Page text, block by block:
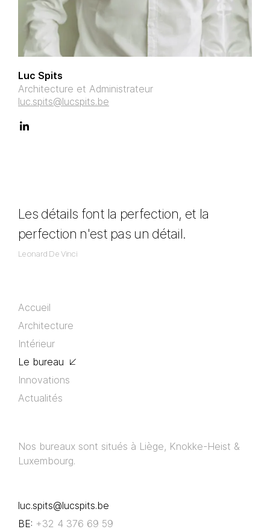
Luc Spits
Architecture et Administrateur
luc.spits@lucspits.be
Les détails font la perfection, et la
perfection n'est pas un détail.
Leonard De Vinci
Accueil
Architecture
Intérieur
Le bureau
Innovations
Actualités
Nos bureaux sont situés à Liège, Knokke-Heist &
Luxembourg.
luc.spits@lucspits.be
BE: +32 4 376 69 59